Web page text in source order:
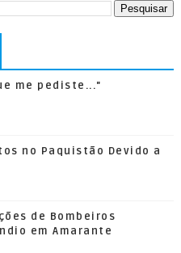
me pediste..."
no Paquistão Devido a
de Bombeiros
em Amarante